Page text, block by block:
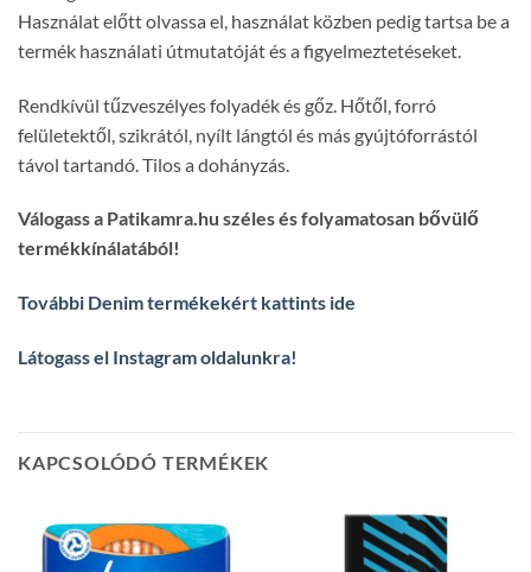
Használat előtt olvassa el, használat közben pedig tartsa be a
termék használati útmutatóját és a figyelmeztetéseket.
Rendkívül tűzveszélyes folyadék és gőz. Hőtől, forró
felületektől, szikrától, nyílt lángtól és más gyújtóforrástól
távol tartandó. Tilos a dohányzás.
Válogass a Patikamra.hu széles és folyamatosan bővülő
termékkínálatából!
További Denim termékekért kattints ide
Látogass el Instagram oldalunkra!
KAPCSOLÓDÓ TERMÉKEK